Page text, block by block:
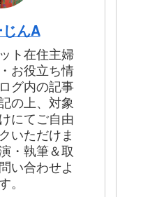
んA
ト在住主婦
お役立ち情
グ内の記事
の上、対象
にてご自由
いただけま
・執筆＆取
い合わせよ
。